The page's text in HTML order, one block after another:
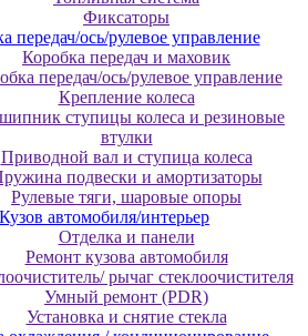
Фиксаторы
передач/ось/рулевое управление
Коробка передач и маховик
передач/ось/рулевое управление
Крепление колеса
ступицы колеса и резиновые
втулки
Приводной вал и ступица колеса
подвески и амортизаторы
Рулевые тяги, шаровые опоры
Кузов автомобиля/интерьер
Отделка и панели
Ремонт кузова автомобиля
рычаг стеклоочистителя
Умный ремонт (PDR)
Установка и снятие стекла